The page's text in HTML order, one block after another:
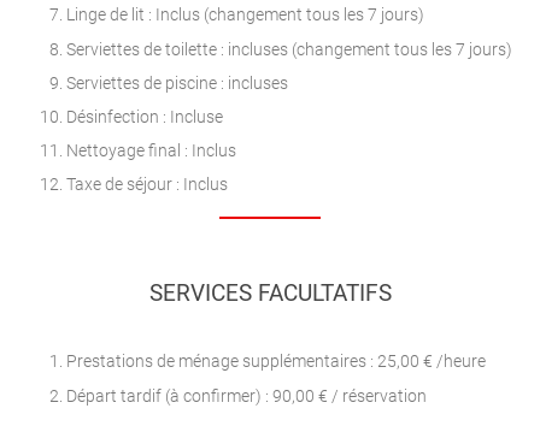
Linge de lit : Inclus (changement tous les 7 jours)
Serviettes de toilette : incluses (changement tous les 7 jours)
Serviettes de piscine : incluses
Désinfection : Incluse
Nettoyage final : Inclus
Taxe de séjour : Inclus
SERVICES FACULTATIFS
Prestations de ménage supplémentaires : 25,00 € /heure
Départ tardif (à confirmer) : 90,00 € / réservation